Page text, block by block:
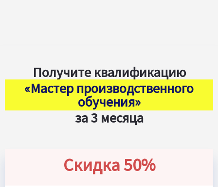
Получите квалификацию
«Мастер производственного
обучения»
за 3 месяца
Скидка 50%